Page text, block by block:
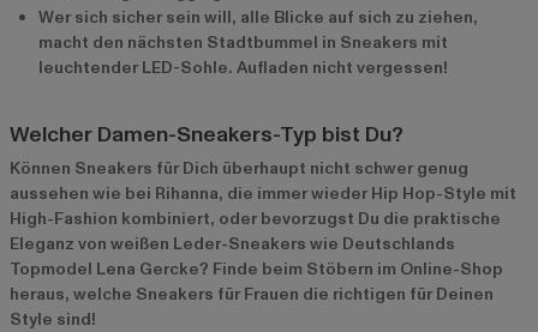
Wer sich sicher sein will, alle Blicke auf sich zu ziehen,
macht den nächsten Stadtbummel in Sneakers mit
leuchtender LED-Sohle. Aufladen nicht vergessen!
Welcher Damen-Sneakers-Typ bist Du?
Können Sneakers für Dich überhaupt nicht schwer genug
aussehen wie bei Rihanna, die immer wieder Hip Hop-Style mit
High-Fashion kombiniert, oder bevorzugst Du die praktische
Eleganz von weißen Leder-Sneakers wie Deutschlands
Topmodel Lena Gercke? Finde beim Stöbern im Online-Shop
heraus, welche Sneakers für Frauen die richtigen für Deinen
Style sind!